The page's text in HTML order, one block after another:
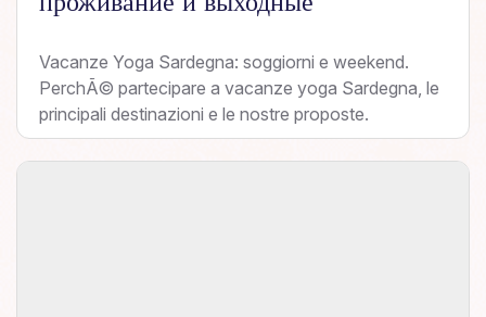
Vacanze Yoga Sardegna: soggiorni e weekend.
PerchÃ© partecipare a vacanze yoga Sardegna, le
principali destinazioni e le nostre proposte.